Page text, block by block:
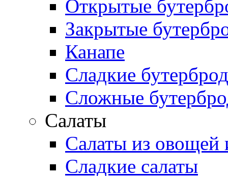
Открытые
Закрытые
Канапе
Сладкие
Сложные
Салаты
Салаты из овощей
Сладкие салаты